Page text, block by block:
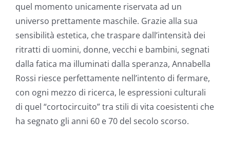
quel momento unicamente riservata ad un
universo prettamente maschile. Grazie alla sua
sensibilità estetica, che traspare dall’intensità dei
ritratti di uomini, donne, vecchi e bambini, segnati
dalla fatica ma illuminati dalla speranza, Annabella
Rossi riesce perfettamente nell’intento di fermare,
con ogni mezzo di ricerca, le espressioni culturali
di quel “cortocircuito” tra stili di vita coesistenti che
ha segnato gli anni 60 e 70 del secolo scorso.